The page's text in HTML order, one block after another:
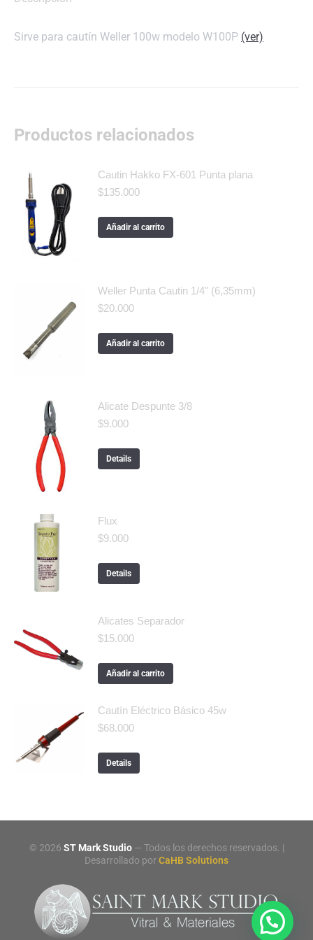
Sirve para cautín Weller 100w modelo W100P (ver)
Productos relacionados
Cautin Hakko FX-601 Punta plana
$135.000
Añadir al carrito
Weller Punta Cautin 1/4" (6,35mm)
$20.000
Añadir al carrito
Alicate Despunte 3/8
$9.000
Details
Flux
$9.000
Details
Alicates Separador
$15.000
Añadir al carrito
Cautín Eléctrico Básico 45w
$68.000
Details
© 2026 ST Mark Studio— Todos los derechos reservados. |
Desarrollado porCaHB Solutions